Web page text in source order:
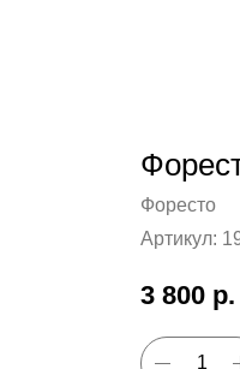
Форесто
Артикул:
3 800 р.